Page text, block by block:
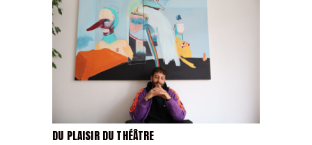
DU PLAISIR DU THÉÂTRE